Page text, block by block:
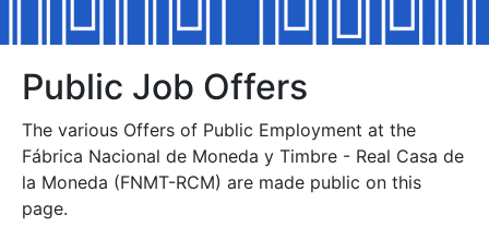
Show/Hide
Show/Hide
Public Job Offers
The various Offers of Public Employment at the
Fábrica Nacional de Moneda y Timbre - Real Casa de
la Moneda (FNMT-RCM) are made public on this
page.